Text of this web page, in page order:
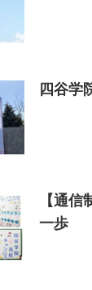
四谷学
【通
一歩